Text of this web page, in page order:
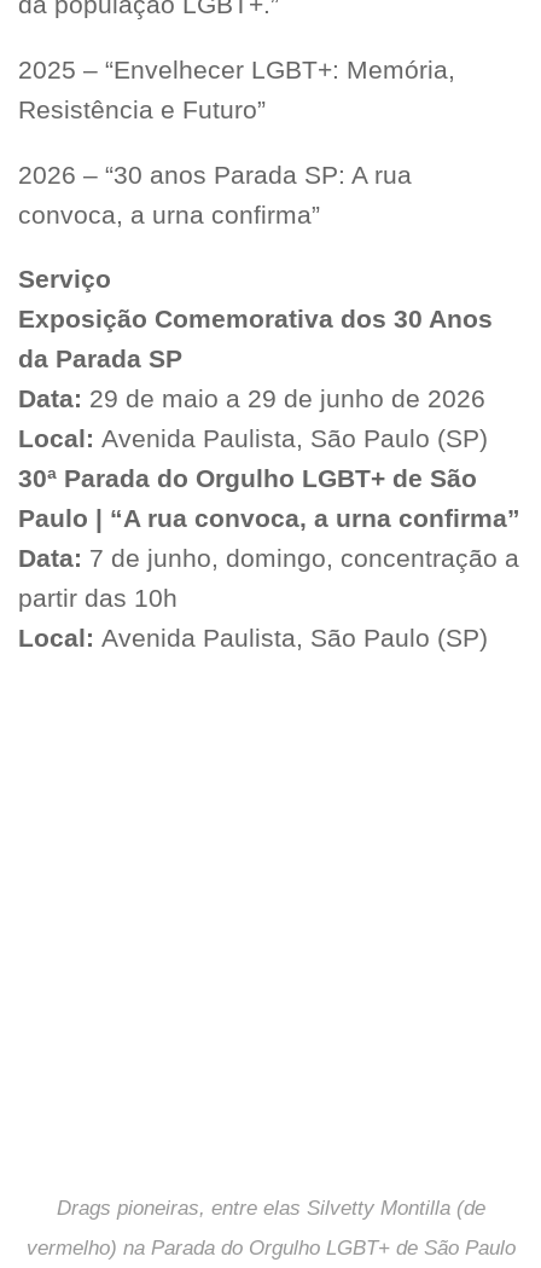
2025 – “Envelhecer LGBT+: Memória,
Resistência e Futuro”
2026 – “30 anos Parada SP: A rua
convoca, a urna confirma”
Serviço
Exposição Comemorativa dos 30 Anos
da Parada SP
Data: 29 de maio a 29 de junho de 2026
Local: Avenida Paulista, São Paulo (SP)
30ª Parada do Orgulho LGBT+ de São
Paulo | “A rua convoca, a urna confirma”
Data: 7 de junho, domingo, concentração a
partir das 10h
Local: Avenida Paulista, São Paulo (SP)
Drags pioneiras, entre elas Silvetty Montilla (de
vermelho) na Parada do Orgulho LGBT+ de São Paulo